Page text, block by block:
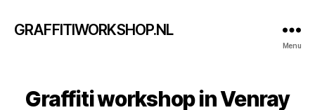
GRAFFITIWORKSHOP.NL
Menu
Graffiti workshop in Venray